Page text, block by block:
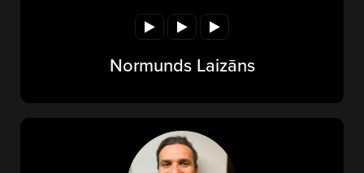
Normunds Laizāns